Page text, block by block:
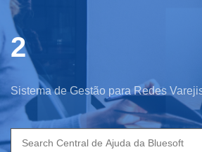
2
Sistema de Gestão para Redes
Search